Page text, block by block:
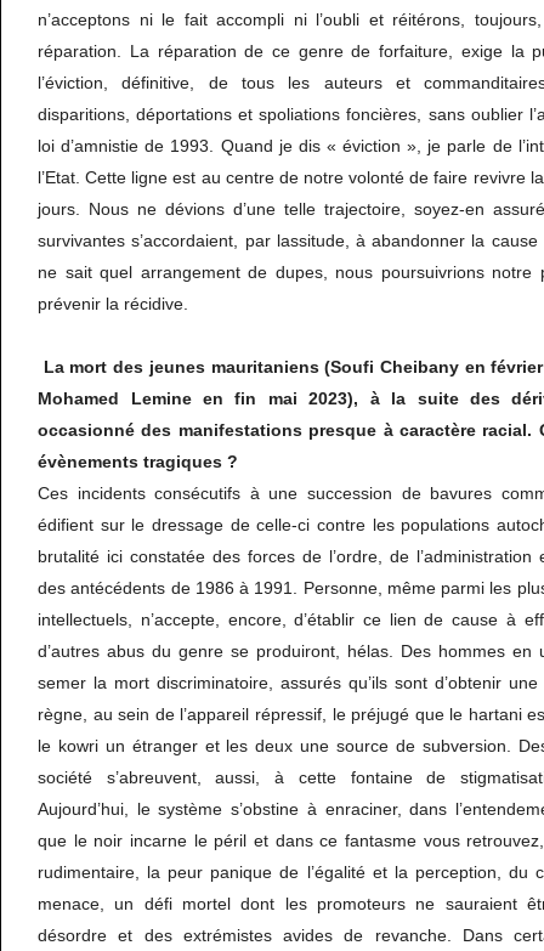
n’acceptons ni le fait accompli ni l’oubli et réitérons,
réparation. La réparation de ce genre de forfaiture, exige la
l’éviction, définitive, de tous les auteurs et
disparitions, déportations et spoliations foncières, sans oublier
loi d’amnistie de 1993. Quand je dis « éviction », je parle de
l’Etat. Cette ligne est au centre de notre volonté de faire revivre
jours. Nous ne dévions d’une telle trajectoire, soyez-en
survivantes s’accordaient, par lassitude, à abandonner la
ne sait quel arrangement de dupes, nous poursuivrions notre
prévenir la récidive.
La mort des jeunes mauritaniens (Soufi Cheibany en
Mohamed Lemine en fin mai 2023), à la suite des
occasionné des manifestations presque à caractère racial.
évènements tragiques ?
Ces incidents consécutifs à une succession de bavures
édifient sur le dressage de celle-ci contre les populations
brutalité ici constatée des forces de l’ordre, de
des antécédents de 1986 à 1991. Personne, même parmi les
intellectuels, n’accepte, encore, d’établir ce lien de cause à
d’autres abus du genre se produiront, hélas. Des hommes en
semer la mort discriminatoire, assurés qu’ils sont d’obtenir
règne, au sein de l’appareil répressif, le préjugé que le hartani
le kowri un étranger et les deux une source de subversion.
société s’abreuvent, aussi, à cette fontaine de
Aujourd’hui, le système s’obstine à enraciner, dans
que le noir incarne le péril et dans ce fantasme vous
rudimentaire, la peur panique de l’égalité et la perception, du
menace, un défi mortel dont les promoteurs ne sauraient
désordre et des extrémistes avides de revanche. Dans